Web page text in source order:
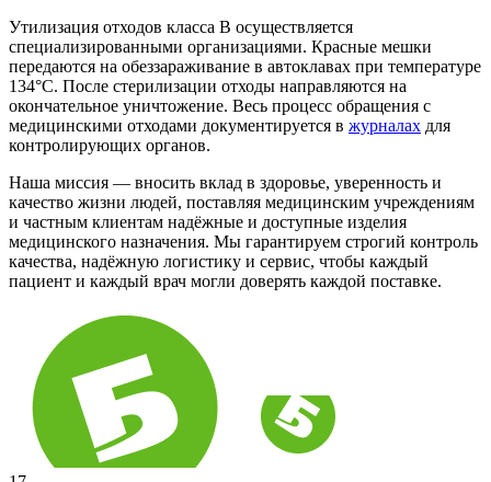
Утилизация отходов класса В осуществляется
специализированными организациями. Красные мешки
передаются на обеззараживание в автоклавах при температуре
134°C. После стерилизации отходы направляются на
окончательное уничтожение. Весь процесс обращения с
медицинскими отходами документируется в журналах для
контролирующих органов.
Наша миссия — вносить вклад в здоровье, уверенность и
качество жизни людей, поставляя медицинским учреждениям
и частным клиентам надёжные и доступные изделия
медицинского назначения. Мы гарантируем строгий контроль
качества, надёжную логистику и сервис, чтобы каждый
пациент и каждый врач могли доверять каждой поставке.